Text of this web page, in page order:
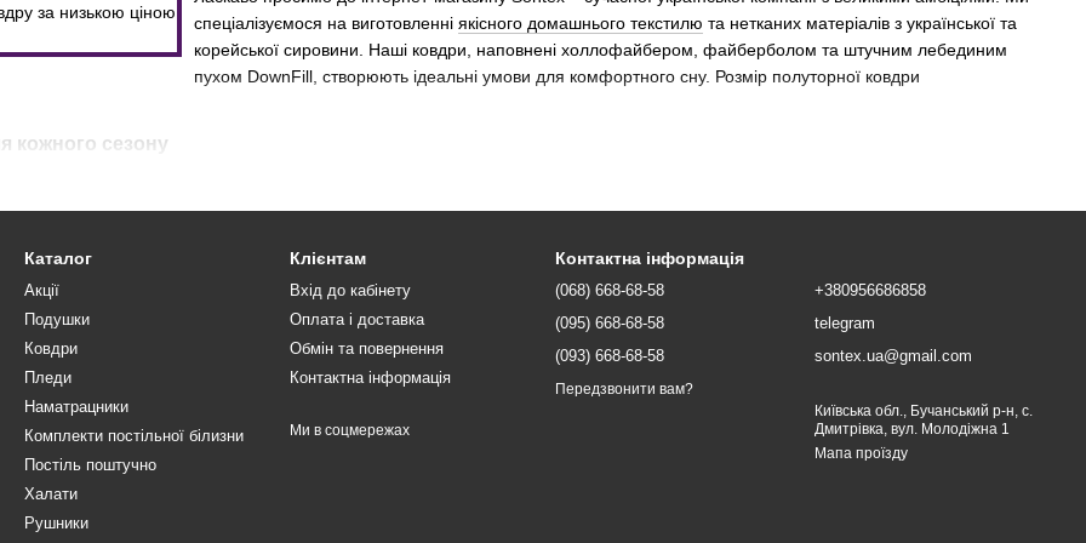
спеціалізуємося на виготовленні якісного домашнього текстилю та нетканих матеріалів з української та
корейської сировини. Наші ковдри, наповнені холлофайбером, файберболом та штучним лебединим
пухом DownFill, створюють ідеальні умови для комфортного сну. Розмір полуторної ковдри
кожного сезону
ковдри забезпечують оптимальний комфорт під час міжсезоння. Вони легкі та дихаючі, що дозволяє підтримувати комфортну
Sontex створені для максимального тепла. Завдяки наповнювачу DownFill (штучний лебединий пух), вони забезпечують відмінну
тепло навіть у найхолодніші ночі.
з легких та повітряних матеріалів, що гарантують комфортний сон у теплі ночі. Вони відмінно пропускають повітря,
ковдр
Каталог
Акції
Подушки
Ковдри
Пледи
Наматрацники
Комплекти постільної білизни
Постіль поштучно
Халати
Рушники
Клієнтам
Вхід до кабінету
Оплата і доставка
Обмін та повернення
Контактна інформація
Ми в соцмережах
Контактна інформація
(068) 668-68-58
(095) 668-68-58
(093) 668-68-58
Передзвонити вам?
+380956686858
telegram
sontex.ua@gmail.com
Київська обл., Бучанський р-н, с.
Дмитрівка, вул. Молодіжна 1
Мапа проїзду